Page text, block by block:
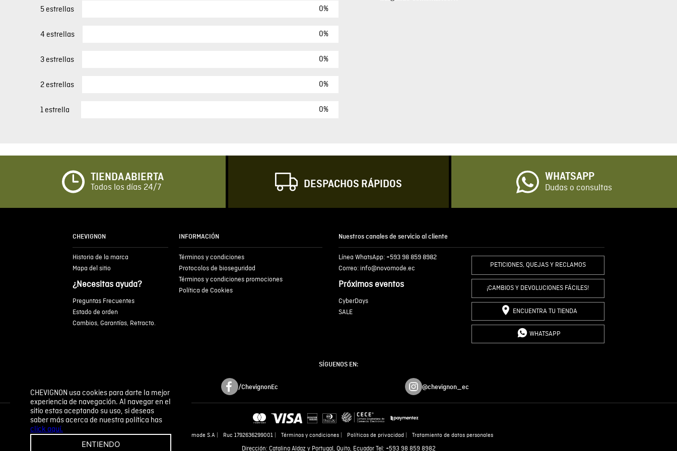
CHEVIGNON usa cookies para darte la mejor
experiencia de navegación. Al navegar en el
sitio estas aceptando su uso, si deseas
saber más acerca de nuestra política has
click aquí.
ENTIENDO
5 estrellas 0%
4 estrellas 0%
3 estrellas 0%
2 estrellas 0%
1 estrella 0%
Escribir comentario
ENVIAR COMENTARIO
TIENDA ABIERTA
Todos los días 24/7 DESPACHOS RÁPIDOS
WHATSAPP
Dudas o consultas
CHEVIGNON
Historia de la marca
Mapa del sitio
¿Necesitas ayuda?
Preguntas Frecuentes
Estado de orden
Cambios, Garantías, Retracto.
INFORMACIÓN
Términos y condiciones
Protocolos de bioseguridad
Términos y condiciones promociones
Política de Cookies
Nuestros canales de servicio al cliente
Línea WhatsApp: +593 98 859 8982
Correo: info@novomode.ec
Próximos eventos
CyberDays
SALE
PETICIONES, QUEJAS Y RECLAMOS
¡CAMBIOS Y DEVOLUCIONES FÁCILES!
ENCUENTRA TU TIENDA
WHATSAPP
SÍGUENOS EN:
/ChevignonEc @chevignon_ec
Novomode S.A Ruc 1792636299001 Términos y condiciones Políticas de privacidad Tratamiento de datos personales
Dirección: Catalina Aldaz y Portugal, Quito, Ecuador Tel: +593 98 859 8982